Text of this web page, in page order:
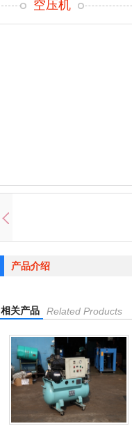
空压机
产品介绍
相关产品 Related Products